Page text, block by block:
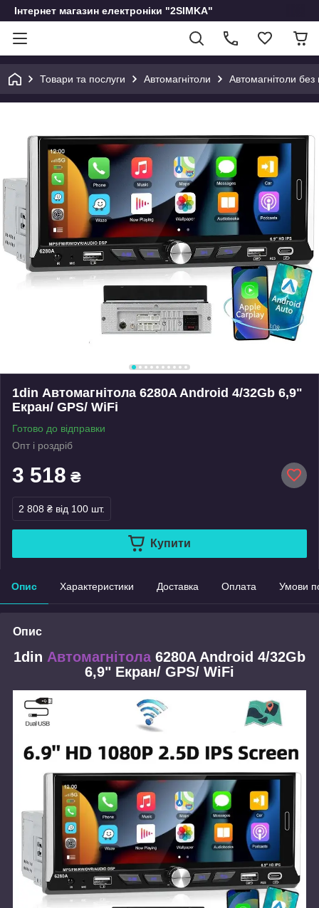
Інтернет магазин електроніки "2SIMKA"
Товари та послуги Автомагнітоли Автомагнітоли
1din Автомагнітола 6280A Android 4/32Gb 6,9"
Екран/ GPS/ WiFi
Готово до відправки
Опт і роздріб
3 518 ₴
2 808 ₴ від 100 шт.
Купити
Опис Характеристики Доставка Оплата Умови
Опис
1din Автомагнітола 6280A Android 4/32Gb
6,9" Екран/ GPS/ WiFi